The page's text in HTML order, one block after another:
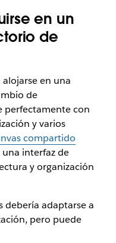
en un
de
en una
de
perfectamente con
y varios
compartido
interfaz de
y organización
debería adaptarse a
pero puede